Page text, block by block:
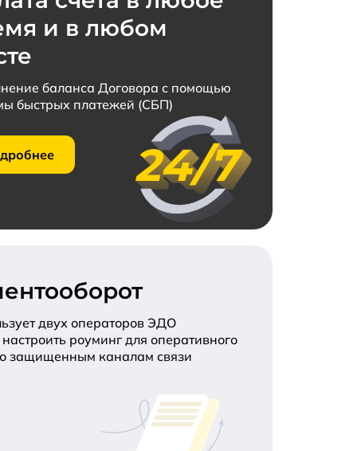
и в любом
баланса Договора с помощью
быстрых платежей (СБП)
двух операторов ЭДО
роуминг для оперативного
защищенным каналам связи